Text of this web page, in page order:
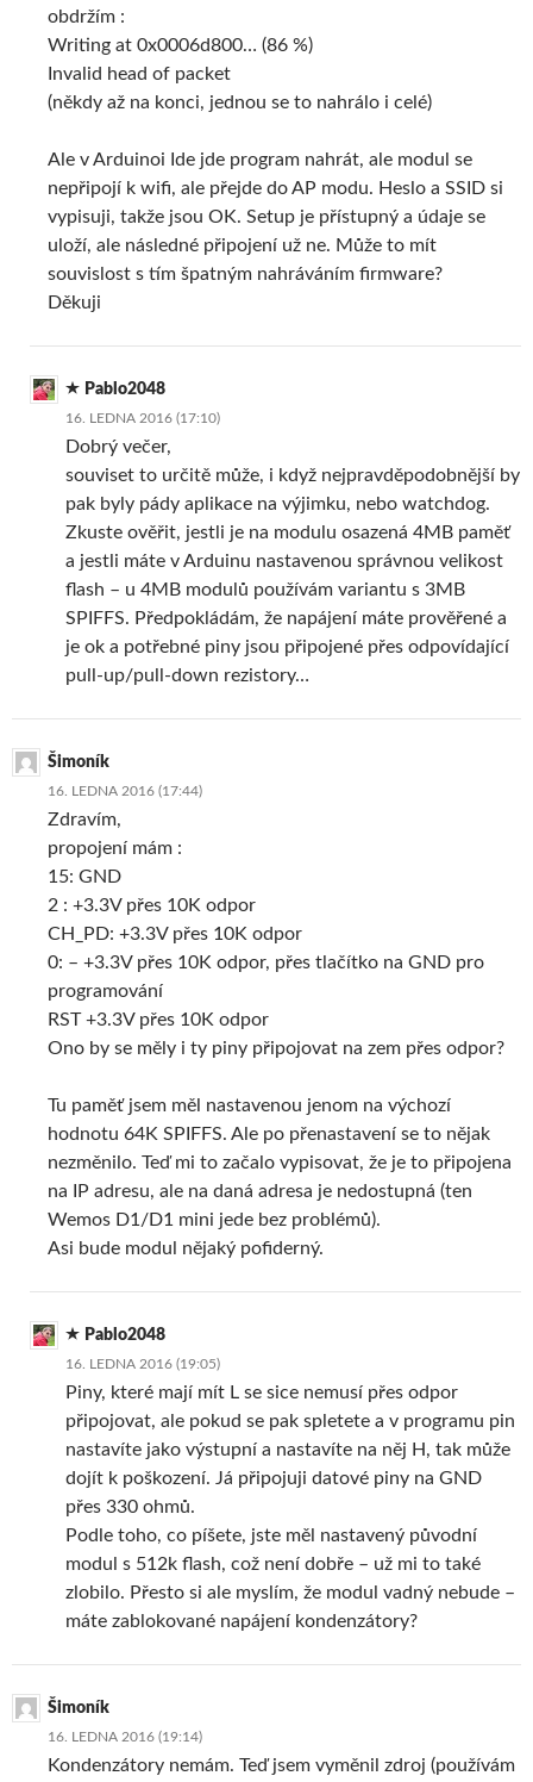
obdržím :
Writing at 0x0006d800… (86 %)
Invalid head of packet
(někdy až na konci, jednou se to nahrálo i celé)
Ale v Arduinoi Ide jde program nahrát, ale modul se
nepřipojí k wifi, ale přejde do AP modu. Heslo a SSID si
vypisuji, takže jsou OK. Setup je přístupný a údaje se
uloží, ale následné připojení už ne. Může to mít
souvislost s tím špatným nahráváním firmware?
Děkuji
Pablo2048
16. LEDNA 2016 (17:10)
Dobrý večer,
souviset to určitě může, i když nejpravděpodobnější by
pak byly pády aplikace na výjimku, nebo watchdog.
Zkuste ověřit, jestli je na modulu osazená 4MB paměť
a jestli máte v Arduinu nastavenou správnou velikost
flash – u 4MB modulů používám variantu s 3MB
SPIFFS. Předpokládám, že napájení máte prověřené a
je ok a potřebné piny jsou připojené přes odpovídající
pull-up/pull-down rezistory…
Šimoník
16. LEDNA 2016 (17:44)
Zdravím,
propojení mám :
15: GND
2 : +3.3V přes 10K odpor
CH_PD: +3.3V přes 10K odpor
0: – +3.3V přes 10K odpor, přes tlačítko na GND pro
programování
RST +3.3V přes 10K odpor
Ono by se měly i ty piny připojovat na zem přes odpor?
Tu paměť jsem měl nastavenou jenom na výchozí
hodnotu 64K SPIFFS. Ale po přenastavení se to nějak
nezměnilo. Teď mi to začalo vypisovat, že je to připojena
na IP adresu, ale na daná adresa je nedostupná (ten
Wemos D1/D1 mini jede bez problémů).
Asi bude modul nějaký pofiderný.
Pablo2048
16. LEDNA 2016 (19:05)
Piny, které mají mít L se sice nemusí přes odpor
připojovat, ale pokud se pak spletete a v programu pin
nastavíte jako výstupní a nastavíte na něj H, tak může
dojít k poškození. Já připojuji datové piny na GND
přes 330 ohmů.
Podle toho, co píšete, jste měl nastavený původní
modul s 512k flash, což není dobře – už mi to také
zlobilo. Přesto si ale myslím, že modul vadný nebude –
máte zablokované napájení kondenzátory?
Šimoník
16. LEDNA 2016 (19:14)
Kondenzátory nemám. Teď jsem vyměnil zdroj (používám